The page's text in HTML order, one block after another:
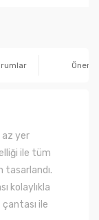
az yer
ile tüm
tasarlandı.
kolaylıkla
çantası ile